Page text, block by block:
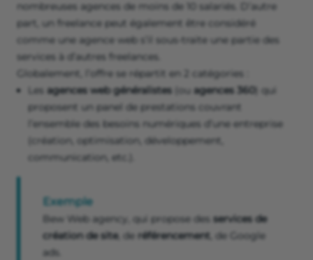
nombreuses agences de moins de 10 salariés. D’autre
part, un freelance peut également être considéré
comme une agence web s’il sous-traite une partie des
services à d’autres freelances.
Globalement, l’offre se répartit en 2 catégories :
Les agences web généralistes (ou agences 360) qui
proposent un panel de prestations couvrant
l’ensemble des besoins numériques d’une entreprise
(création, optimisation, développement,
communication, etc.).
Exemple
Bew Web agency, qui propose des services de
création de site, de référencement , de Google
ads.